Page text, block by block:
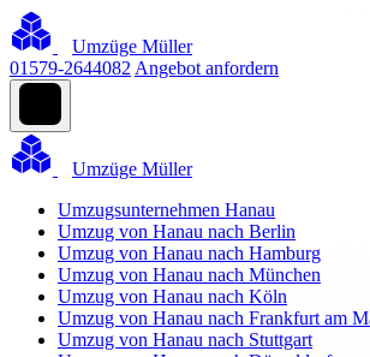
Umzüge Müller
01579-2644082 Angebot anfordern
Umzüge Müller
Umzugsunternehmen Hanau
Umzug von Hanau nach Berlin
Umzug von Hanau nach Hamburg
Umzug von Hanau nach München
Umzug von Hanau nach Köln
Umzug von Hanau nach Frankfurt am
Umzug von Hanau nach Stuttgart